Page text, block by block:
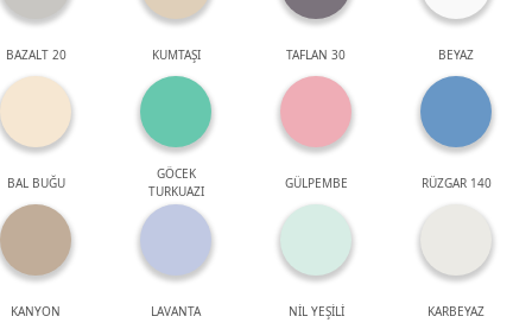
BAZALT 20 KUMTAŞI TAFLAN 30 BEYAZ
BAL BUĞU
GÖCEK
TURKUAZI
GÜLPEMBE RÜZGAR 140
KANYON LAVANTA NİL YEŞİLİ KARBEYAZ